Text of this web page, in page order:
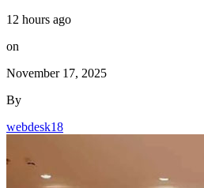
12 hours ago
on
November 17, 2025
By
webdesk18